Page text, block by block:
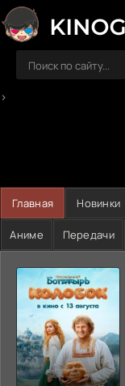
>
Главная Новинки
Аниме Передачи